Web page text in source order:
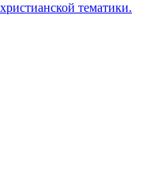
тематики.